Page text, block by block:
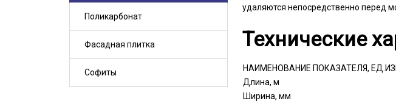
удаляются непосредственно перед
Технические
НАИМЕНОВАНИЕ ПОКАЗАТЕЛЯ,
Длина, м
Ширина, мм
Поликарбонат
Фасадная плитка
Софиты